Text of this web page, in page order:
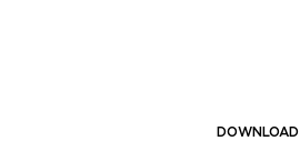
DOWNLOAD